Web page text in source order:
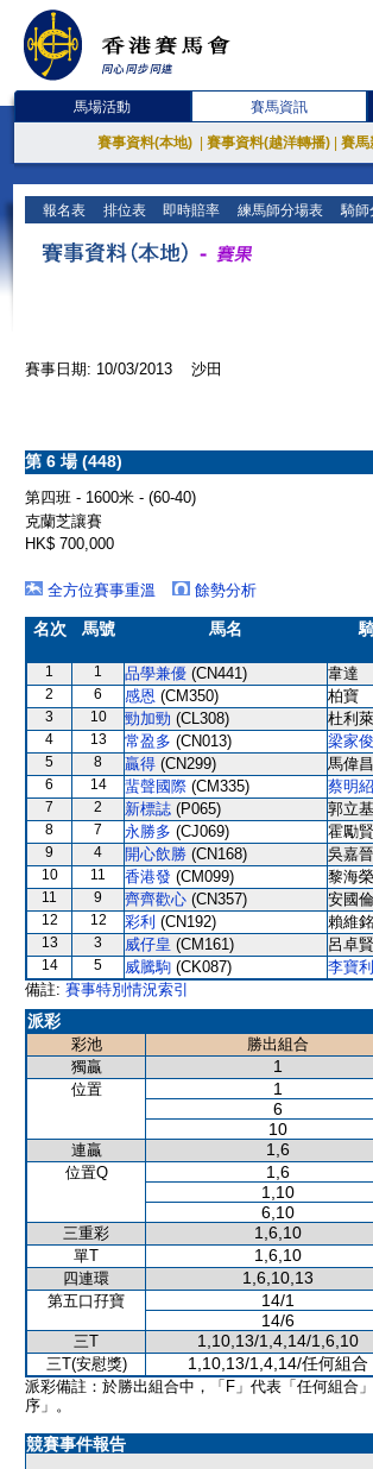
馬場活動 賽馬資訊
賽事資料(本地) 賽事資料(越洋轉播) 賽馬
報名表 排位表 即時賠率 練馬師分場表 騎師
賽事日期: 10/03/2013 沙田
第 6 場 (448)
第四班 - 1600米 - (60-40)
克蘭芝讓賽
HK$ 700,000
全方位賽事重溫
餘勢分析
名次 馬號 馬名
1 1 品學兼優 (CN441) 韋達
2
6 感恩 (CM350) 柏寶
3
10 勁加勁 (CL308) 杜利萊
4
13 常盈多 (CN013) 梁家俊
5
8 贏得 (CN299) 馬偉昌
6
14 蜚聲國際 (CM335) 蔡明紹
7
2 新標誌 (P065) 郭立基
8
7 永勝多 (CJ069) 霍勵賢
9
4 開心飲勝 (CN168) 吳嘉晉
10
11 香港發 (CM099) 黎海榮
11
9 齊齊歡心 (CN357) 安國倫
12
12 彩利 (CN192) 賴維銘
13
3 威仔皇 (CM161) 呂卓賢
14
5 威騰駒 (CK087) 李寶利
備註: 賽事特別情況索引
派彩
彩池 勝出組合
獨贏
1
位置 1
6
10
連贏 1,6
位置Q 1,6
1,10
6,10
三重彩 1,6,10
單T 1,6,10
四連環 1,6,10,13
第五口孖寶 14/1
14/6
三T 1,10,13/1,4,14/1,6,10
三T(安慰獎) 1,10,13/1,4,14/任何組合
派彩備註：於勝出組合中，「F」代表「任何組合
序」。
競賽事件報告